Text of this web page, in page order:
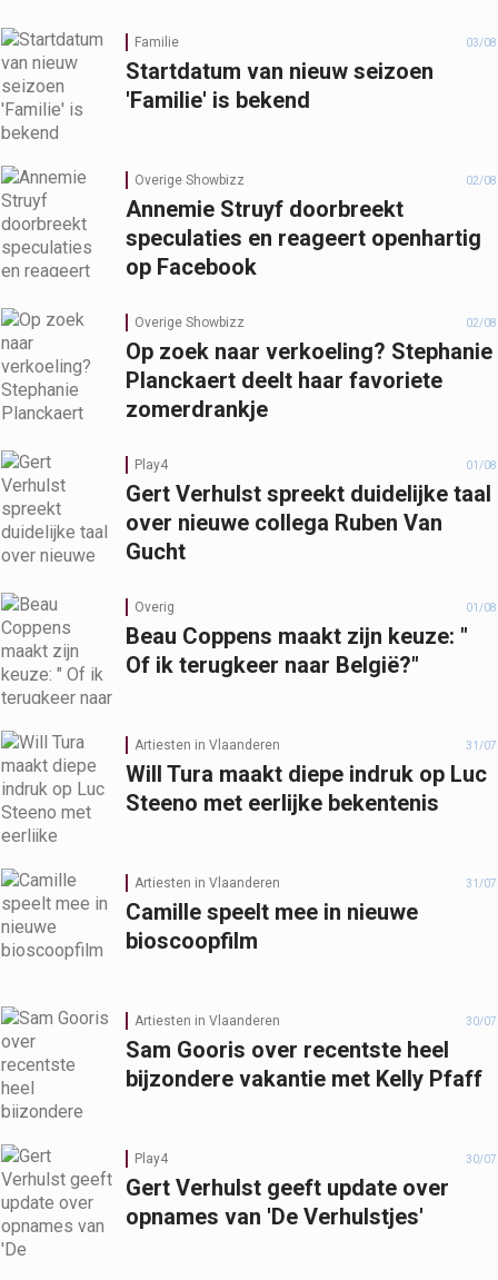
Familie 03/08
Startdatum van nieuw seizoen
'Familie' is bekend
Overige Showbizz 02/08
Annemie Struyf doorbreekt
speculaties en reageert openhartig
op Facebook
Overige Showbizz 02/08
Op zoek naar verkoeling? Stephanie
Planckaert deelt haar favoriete
zomerdrankje
Play4 01/08
Gert Verhulst spreekt duidelijke taal
over nieuwe collega Ruben Van
Gucht
Overig 01/08
Beau Coppens maakt zijn keuze: "
Of ik terugkeer naar België?"
Artiesten in Vlaanderen 31/07
Will Tura maakt diepe indruk op Luc
Steeno met eerlijke bekentenis
Artiesten in Vlaanderen 31/07
Camille speelt mee in nieuwe
bioscoopfilm
Artiesten in Vlaanderen 30/07
Sam Gooris over recentste heel
bijzondere vakantie met Kelly Pfaff
Play4 30/07
Gert Verhulst geeft update over
opnames van 'De Verhulstjes'